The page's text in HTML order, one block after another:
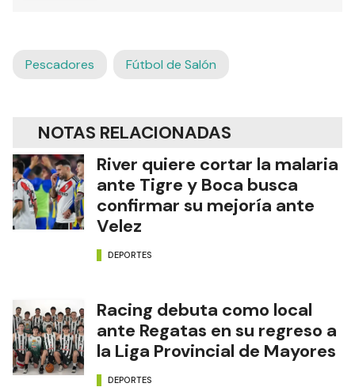
Pescadores Fútbol de Salón
NOTAS RELACIONADAS
River quiere cortar la malaria
ante Tigre y Boca busca
confirmar su mejoría ante
Velez
DEPORTES
Racing debuta como local
ante Regatas en su regreso a
la Liga Provincial de Mayores
DEPORTES